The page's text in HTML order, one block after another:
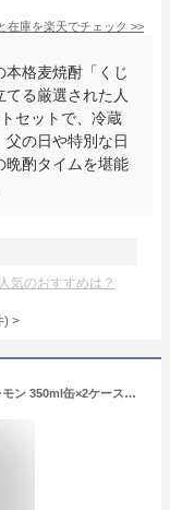
在庫を楽天でチェック >>
格麦焼酎「くじ
る厳選された人
セットで、冷蔵
の日や特別な日
晩酌タイムを堪能
気のおすすめは？
) >
送料無料 宝 レモンタカラ 焼酎ハイボール レモン 350ml缶×2ケース（48本）チューハイ ケース 詰め合わせ サワー レモンサワー缶 宝酒造 AIB